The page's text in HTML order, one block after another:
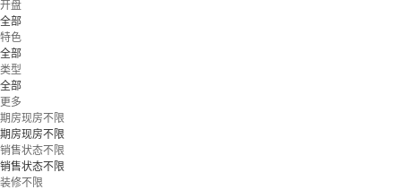
开盘
全部
特色
全部
类型
全部
更多
期房现房不限
期房现房不限
销售状态不限
销售状态不限
装修不限